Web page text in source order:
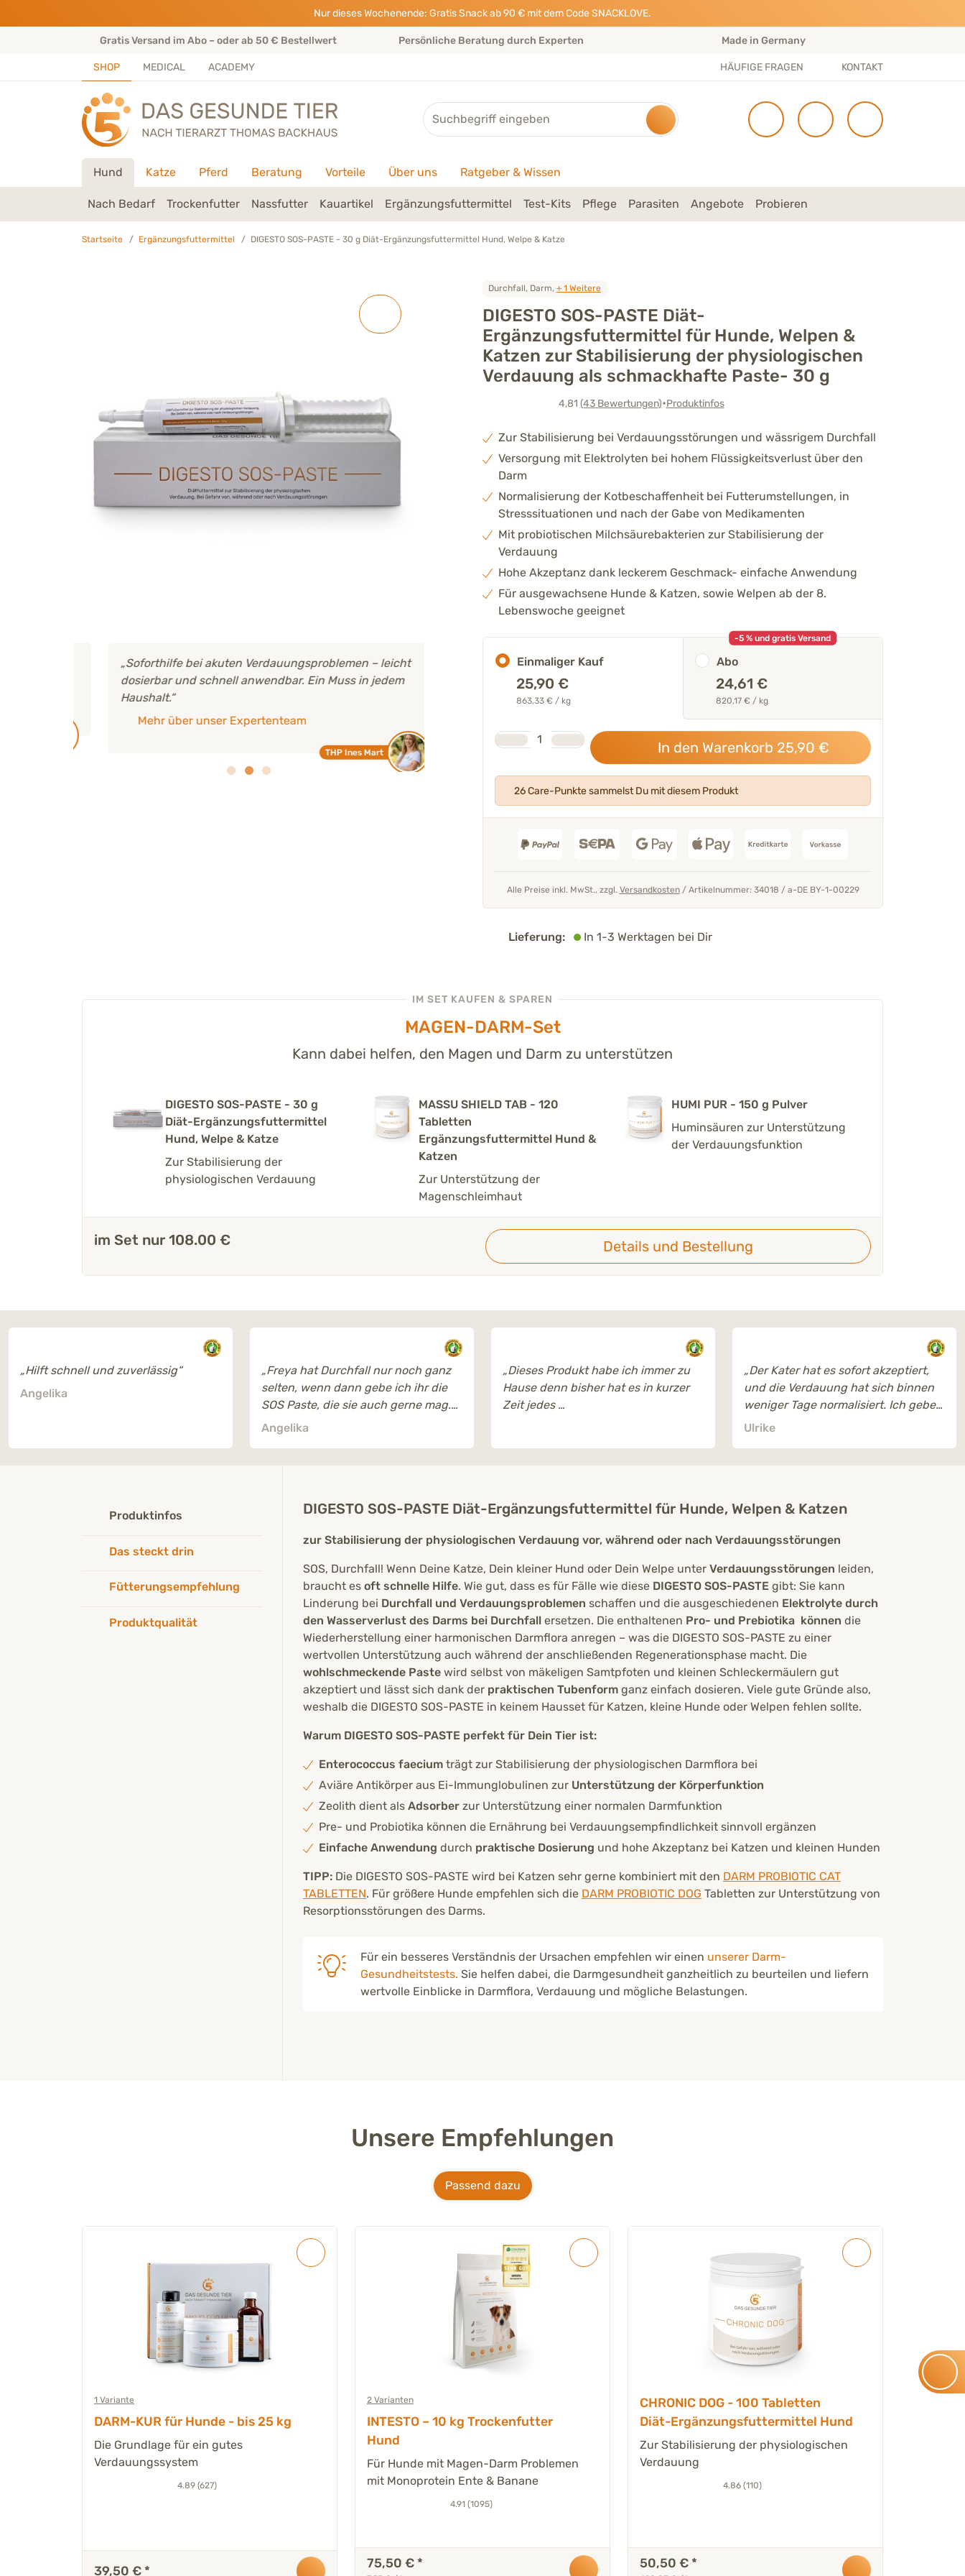
Nur dieses Wochenende: Gratis Snack ab 90 € mit dem Code SNACKLOVE.
Gratis Versand im Abo – oder ab 50 € Bestellwert Persönliche Beratung durch Experten Made in Germany
SHOP MEDICAL ACADEMY HÄUFIGE FRAGEN KONTAKT
Suche
Hund Katze Pferd Beratung Vorteile Über uns Ratgeber & Wissen
Nach Bedarf Trockenfutter Nassfutter Kauartikel Ergänzungsfuttermittel Test-Kits Pflege Parasiten Angebote Probieren
Startseite Ergänzungsfuttermittel DIGESTO SOS-PASTE - 30 g Diät-Ergänzungsfuttermittel Hund, Welpe & Katze
Durchfall, Darm, + 1 Weitere
DIGESTO SOS-PASTE Diät-
Ergänzungsfuttermittel für Hunde, Welpen &
Katzen zur Stabilisierung der physiologischen
Verdauung als schmackhafte Paste- 30 g
4,81 (43Bewertungen)•Produktinfos
„Soforthilfe bei akuten Verdauungsproblemen – leicht
dosierbar und schnell anwendbar. Ein Muss in jedem
Haushalt.“
Mehr über unser Expertenteam
THP Ines Mart
"Alle unsere Produkte werden
von unseren Tierärzten &
Experten entwickelt und geprüft."
Mehr über unser Expertenteam
Tierarzt Thomas Backhaus
Zur Stabilisierung bei Verdauungsstörungen und wässrigem Durchfall
Versorgung mit Elektrolyten bei hohem Flüssigkeitsverlust über den
Darm
Normalisierung der Kotbeschaffenheit bei Futterumstellungen, in
Stresssituationen und nach der Gabe von Medikamenten
Mit probiotischen Milchsäurebakterien zur Stabilisierung der
Verdauung
Hohe Akzeptanz dank leckerem Geschmack- einfache Anwendung
Für ausgewachsene Hunde & Katzen, sowie Welpen ab der 8.
Lebenswoche geeignet
Einmaliger Kauf
25,90 €
863,33 € / kg
-5 % und gratis Versand
Abo
24,61 €
820,17 € / kg
Anzahl
In den Warenkorb 25,90 €
26 Care-Punkte sammelst Du mit diesem Produkt
Alle Preise inkl. MwSt., zzgl. Versandkosten/ Artikelnummer: 34018 / a-DE BY-1-00229
Lieferung: In 1-3 Werktagen bei Dir
IM SET KAUFEN & SPAREN
MAGEN-DARM-Set
Kann dabei helfen, den Magen und Darm zu unterstützen
DIGESTO SOS-PASTE - 30 g
Diät-Ergänzungsfuttermittel
Hund, Welpe & Katze
Zur Stabilisierung der
physiologischen Verdauung
MASSU SHIELD TAB - 120
Tabletten
Ergänzungsfuttermittel Hund &
Katzen
Zur Unterstützung der
Magenschleimhaut
HUMI PUR - 150 g Pulver
Huminsäuren zur Unterstützung
der Verdauungsfunktion
im Set nur 108.00 € Details und Bestellung
„Hilft schnell und zuverlässig“
Angelika
„Freya hat Durchfall nur noch ganz
selten, wenn dann gebe ich ihr die
SOS Paste, die sie auch gerne mag.
Der Durchfall ist schnell vorbei und
Dankeschön “
Angelika
„Dieses Produkt habe ich immer zu
Hause denn bisher hat es in kurzer
Zeit jedes
„Der Kater hat es sofort akzeptiert,
und die Verdauung hat sich binnen
weniger Tage normalisiert. Ich gebe
die Packung noch zu Ende. Ganz
Ulrike
Produktinfos DIGESTO SOS-PASTE Diät-Ergänzungsfuttermittel für Hunde, Welpen & Katzen
zur Stabilisierung der physiologischen Verdauung vor, während oder nach Verdauungsstörungen
SOS, Durchfall! Wenn Deine Katze, Dein kleiner Hund oder Dein Welpe unter Verdauungsstörungen leiden,
braucht es oft schnelle Hilfe. Wie gut, dass es für Fälle wie diese DIGESTO SOS-PASTE gibt: Sie kann
Linderung bei Durchfall und Verdauungsproblemen schaffen und die ausgeschiedenen Elektrolyte durch
den Wasserverlust des Darms bei Durchfall ersetzen. Die enthaltenen Pro- und Prebiotika können die
Wiederherstellung einer harmonischen Darmflora anregen – was die DIGESTO SOS-PASTE zu einer
wertvollen Unterstützung auch während der anschließenden Regenerationsphase macht. Die
wohlschmeckende Paste wird selbst von mäkeligen Samtpfoten und kleinen Schleckermäulern gut
akzeptiert und lässt sich dank der praktischen Tubenform ganz einfach dosieren. Viele gute Gründe also,
weshalb die DIGESTO SOS-PASTE in keinem Hausset für Katzen, kleine Hunde oder Welpen fehlen sollte.
Warum DIGESTO SOS-PASTE perfekt für Dein Tier ist:
Enterococcus faecium trägt zur Stabilisierung der physiologischen Darmflora bei
Aviäre Antikörper aus Ei-Immunglobulinen zur Unterstützung der Körperfunktion
Zeolith dient als Adsorber zur Unterstützung einer normalen Darmfunktion
Pre- und Probiotika können die Ernährung bei Verdauungsempfindlichkeit sinnvoll ergänzen
Einfache Anwendung durch praktische Dosierung und hohe Akzeptanz bei Katzen und kleinen Hunden
TIPP: Die DIGESTO SOS-PASTE wird bei Katzen sehr gerne kombiniert mit den DARM PROBIOTIC CAT
TABLETTEN. Für größere Hunde empfehlen sich die DARM PROBIOTIC DOG Tabletten zur Unterstützung von
Resorptionsstörungen des Darms.
Für ein besseres Verständnis der Ursachen empfehlen wir einen unserer Darm-
Gesundheitstests. Sie helfen dabei, die Darmgesundheit ganzheitlich zu beurteilen und liefern
wertvolle Einblicke in Darmflora, Verdauung und mögliche Belastungen.
Das steckt drin
Fütterungsempfehlung
Produktqualität
Unsere Empfehlungen
Passend dazu
1 Variante
DARM-KUR für Hunde - bis 25 kg
Die Grundlage für ein gutes
Verdauungssystem
4.89 (627)
39,50 € *
2 Varianten
INTESTO – 10 kg Trockenfutter
Hund
Für Hunde mit Magen-Darm Problemen
mit Monoprotein Ente & Banane
4.91 (1095)
75,50 € *
CHRONIC DOG - 100 Tabletten
Diät-Ergänzungsfuttermittel Hund
Zur Stabilisierung der physiologischen
Verdauung
4.86 (110)
50,50 € *